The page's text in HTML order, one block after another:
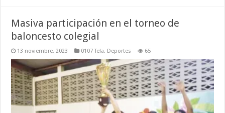
Masiva participación en el torneo de
baloncesto colegial
13 noviembre, 2023 0107 Tela, Deportes 65